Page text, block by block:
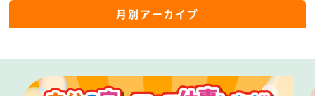
月別アーカイブ